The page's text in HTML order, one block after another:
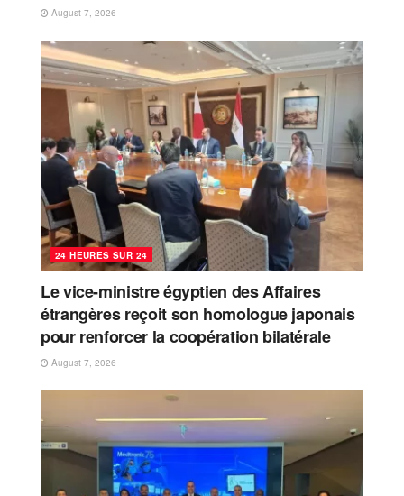
August 7, 2026
24 HEURES SUR 24
Le vice-ministre égyptien des Affaires
étrangères reçoit son homologue japonais
pour renforcer la coopération bilatérale
August 7, 2026